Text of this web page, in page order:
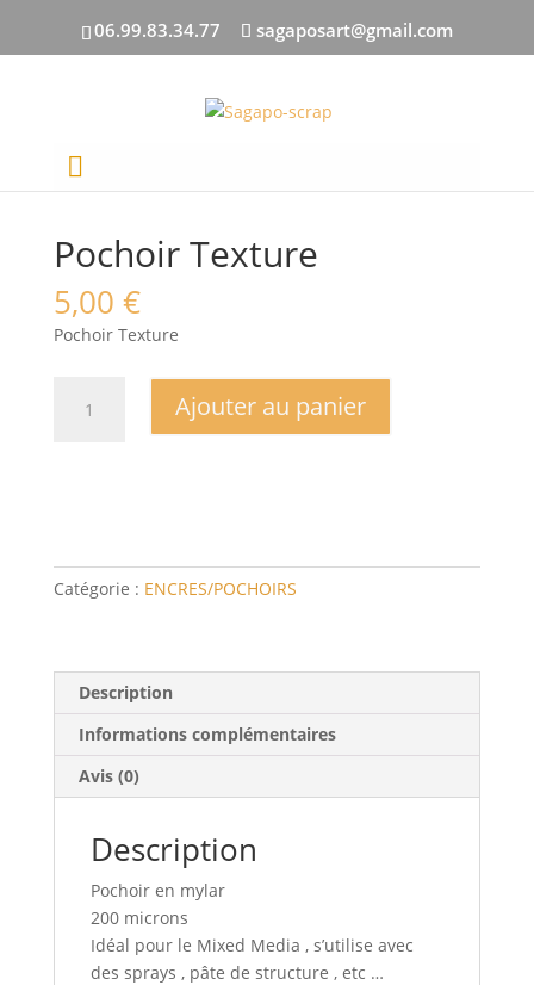
06.99.83.34.77 sagaposart@gmail.com
Accueil
Pochoir Texture
5,00 €
Pochoir Texture
Ajouter au panier
Catégorie : ENCRES/POCHOIRS
Description
Informations complémentaires
Avis (0)
Description
Pochoir en mylar
200 microns
Idéal pour le Mixed Media , s’utilise avec
des sprays , pâte de structure , etc …